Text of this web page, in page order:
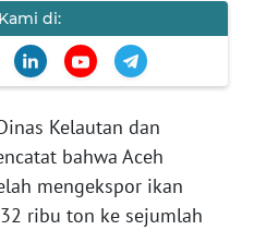
di:
Kelautan dan
bahwa Aceh
mengekspor ikan
ribu ton ke sejumlah